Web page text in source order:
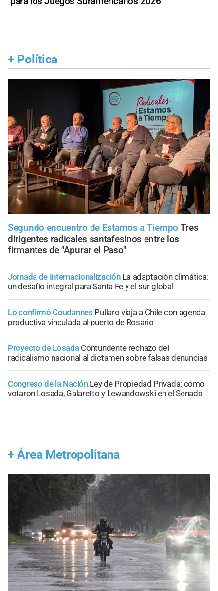
+ Política
Segundo encuentro de Estamos a Tiempo Tres
dirigentes radicales santafesinos entre los
firmantes de "Apurar el Paso"
Jornada de Internacionalización La adaptación climática:
un desafío integral para Santa Fe y el sur global
Lo confirmó Coudannes Pullaro viaja a Chile con agenda
productiva vinculada al puerto de Rosario
Proyecto de Losada Contundente rechazo del
radicalismo nacional al dictamen sobre falsas denuncias
Congreso de la Nación Ley de Propiedad Privada: cómo
votaron Losada, Galaretto y Lewandowski en el Senado
+ Área Metropolitana